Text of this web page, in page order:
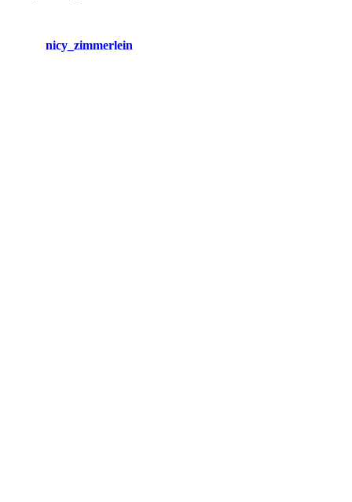
nicy_zimmerlein